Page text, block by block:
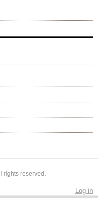
rights reserved.
Log in